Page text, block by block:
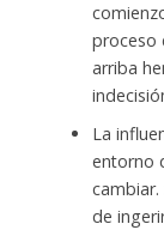
proceso
arriba
La
entorno
de